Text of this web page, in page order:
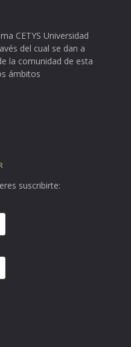
CETYS Universidad
del cual se dan a
la comunidad de esta
ámbitos
suscribirte: